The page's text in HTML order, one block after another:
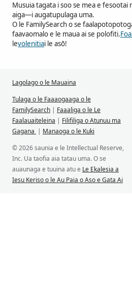
Musuia tagata i soo se mea e fesootai
aiga—i augatupulaga uma.
O le FamilySearch o se
faavaomalo e le maua ai se polofiti.
levolenitiai le asō!
Lagolago o le Mauaina
Tulaga o le Faaaogaaga o le
FamilySearch | Faaaliga o le Le
Faalauaiteleina | Filifiliga o Atunuu ma
Gagana | Manaoga o le Kuki
© 2026 saunia e le Intellectual Reserve,
Inc. Ua taofia aia tatau uma. O se
auaunaga e tuuina atu e Le Ekalesia a
Iesu Keriso o le Au Paia o Aso e Gata Ai